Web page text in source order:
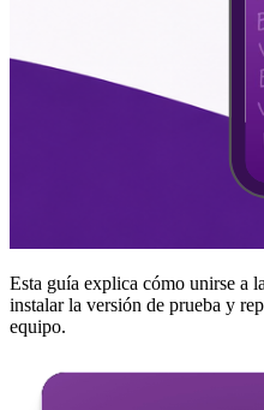
Esta guía explica cómo unirse a
instalar la versión de prueba y
equipo.